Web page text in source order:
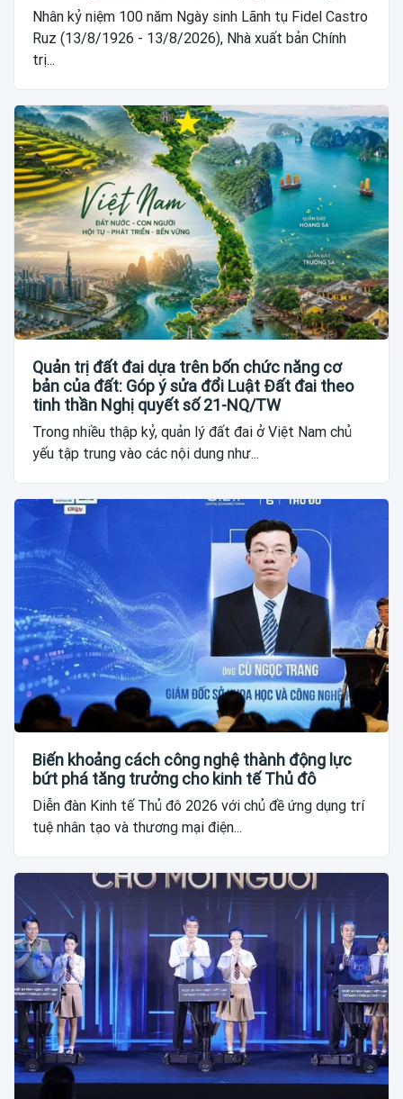
Nhân kỷ niệm 100 năm Ngày sinh Lãnh tụ Fidel Castro
Ruz (13/8/1926 - 13/8/2026), Nhà xuất bản Chính
trị...
Quản trị đất đai dựa trên bốn chức năng cơ
bản của đất: Góp ý sửa đổi Luật Đất đai theo
tinh thần Nghị quyết số 21-NQ/TW
Trong nhiều thập kỷ, quản lý đất đai ở Việt Nam chủ
yếu tập trung vào các nội dung như...
Biến khoảng cách công nghệ thành động lực
bứt phá tăng trưởng cho kinh tế Thủ đô
Diễn đàn Kinh tế Thủ đô 2026 với chủ đề ứng dụng trí
tuệ nhân tạo và thương mại điện...